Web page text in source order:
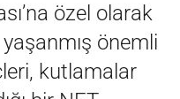
özel olarak
önemli
kutlamalar